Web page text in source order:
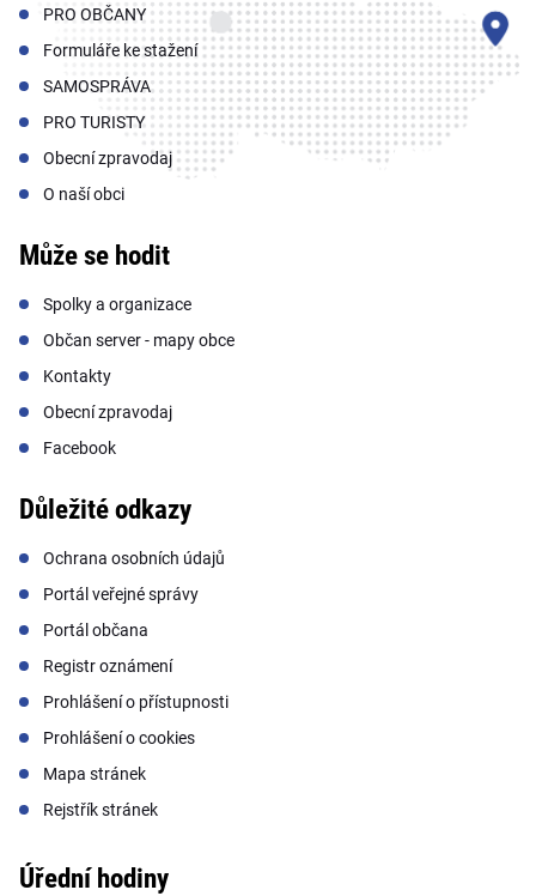
PRO OBČANY
Formuláře ke stažení
SAMOSPRÁVA
PRO TURISTY
Obecní zpravodaj
O naší obci
Může se hodit
Spolky a organizace
Občan server - mapy obce
Kontakty
Obecní zpravodaj
Facebook
Důležité odkazy
Ochrana osobních údajů
Portál veřejné správy
Portál občana
Registr oznámení
Prohlášení o přístupnosti
Prohlášení o cookies
Mapa stránek
Rejstřík stránek
Úřední hodiny